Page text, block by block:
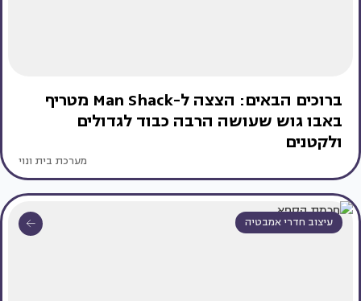
ברוכים הבאים: הצצה ל-Man Shack מטריף
באבו גוש שעושה הרבה כבוד לגדולים
ולקטנים
מערכת בית ונוי
עיצוב חדרי אמבטיה